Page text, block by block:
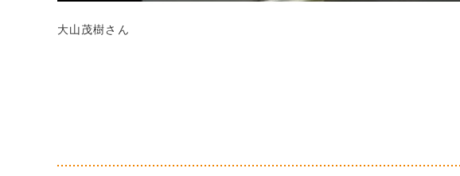
大山茂樹さん